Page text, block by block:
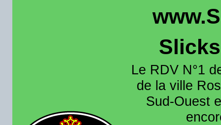
Le RDV N°1
de la ville
Sud-Ouest